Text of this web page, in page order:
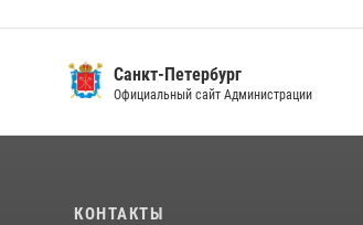
Санкт-Петербург
Официальный сайт Администрации
КОНТАКТЫ